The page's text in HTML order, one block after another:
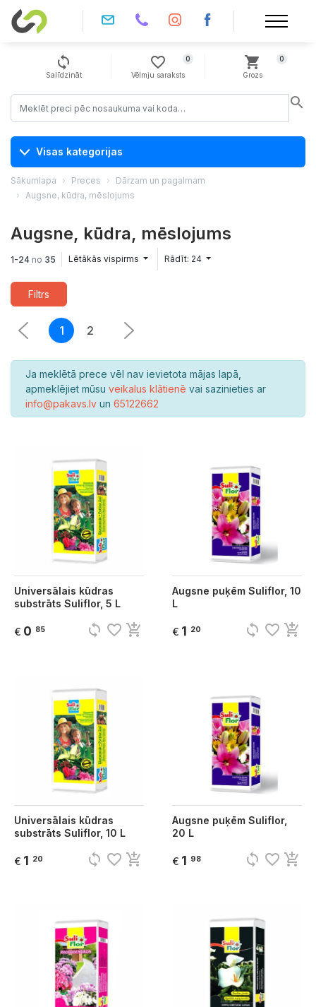
sync
Salīdzināt
favorite_border
Vēlmju saraksts
0 shopping_cart
Grozs
0
search
Visas kategorijas
Sākumlapa Preces
Dārzam un pagalmam
Augsne, kūdra, mēslojums
Augsne, kūdra, mēslojums
1-24 no 35 Lētākās vispirms Rādīt: 24
Filtrs
1 2
Ja meklētā prece vēl nav ievietota mājas lapā,
apmeklējiet mūsu veikalus klātienē vai sazinieties ar
info@pakavs.lv un 65122662
Universālais kūdras
substrāts Suliflor, 5 L
€ 0 85 sync favorite_border add_shopping_cart
Augsne puķēm Suliflor, 10
L
€ 1 20 sync favorite_border add_shopping_cart
Universālais kūdras
substrāts Suliflor, 10 L
€ 1 20 sync favorite_border add_shopping_cart
Augsne puķēm Suliflor,
20 L
€ 1 98 sync favorite_border add_shopping_cart